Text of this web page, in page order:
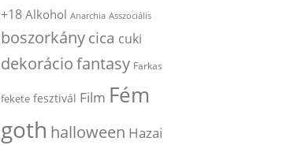
+18 Alkohol Anarchia Asszociális
boszorkánycica cuki
dekoráciofantasy Farkas
fekete fesztivál Film Fém
goth halloween Hazai